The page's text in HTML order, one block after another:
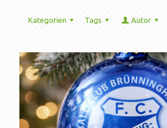
Kategorien Tags Autor